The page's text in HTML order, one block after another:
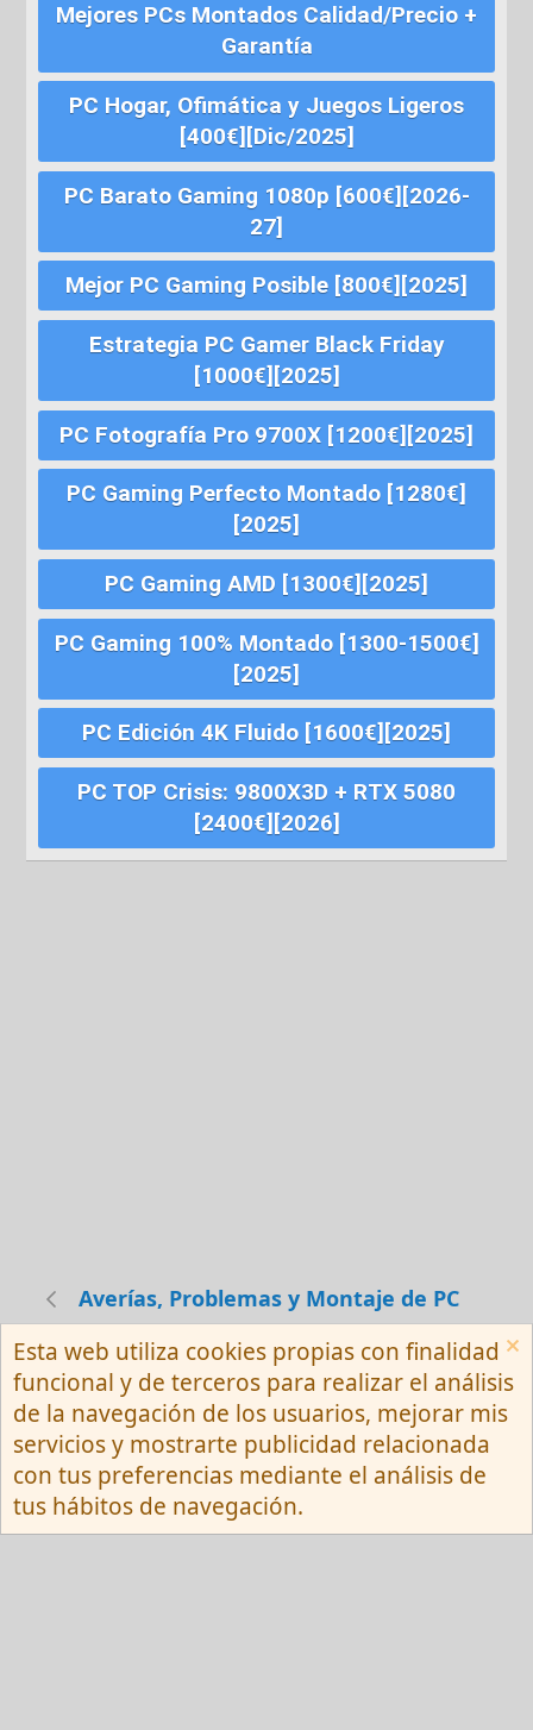
Mejores PCs Montados Calidad/Precio +
Garantía
PC Hogar, Ofimática y Juegos Ligeros
[400€][Dic/2025]
PC Barato Gaming 1080p [600€][2026-
27]
Mejor PC Gaming Posible [800€][2025]
Estrategia PC Gamer Black Friday
[1000€][2025]
PC Fotografía Pro 9700X [1200€][2025]
PC Gaming Perfecto Montado [1280€]
[2025]
PC Gaming AMD [1300€][2025]
PC Gaming 100% Montado [1300-1500€]
[2025]
PC Edición 4K Fluido [1600€][2025]
PC TOP Crisis: 9800X3D + RTX 5080
[2400€][2026]
Averías, Problemas y Montaje de PC
Español (Neutro) Tu
Contactarnos
Términos y reglas
Privacy policy
Ayuda
R
S
S
Community platform by XenForo ® © 2010-
2026 XenForo Ltd.
Esta web utiliza cookies propias con finalidad
funcional y de terceros para realizar el análisis
de la navegación de los usuarios, mejorar mis
servicios y mostrarte publicidad relacionada
con tus preferencias mediante el análisis de
tus hábitos de navegación.